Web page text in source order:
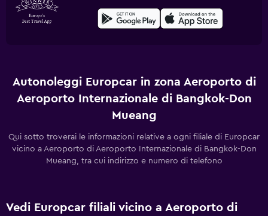
Autonoleggi Europcar in zona Aeroporto di
Aeroporto Internazionale di Bangkok-Don
Mueang
Qui sotto troverai le informazioni relative a ogni filiale di Europcar
vicino a Aeroporto di Aeroporto Internazionale di Bangkok-Don
Mueang, tra cui indirizzo e numero di telefono
Vedi Europcar filiali vicino a Aeroporto di